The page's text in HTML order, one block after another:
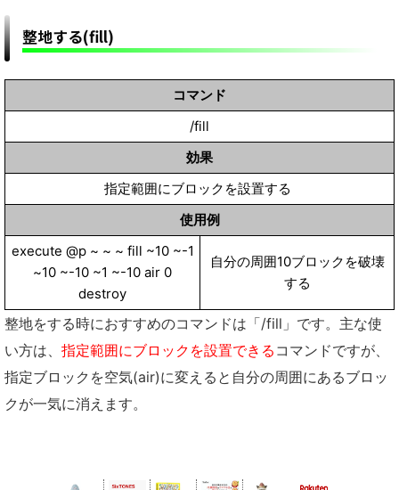
整地する(fill)
コマンド
/fill
効果
指定範囲にブロックを設置する
使用例
execute @p ~ ~ ~ fill ~10 ~-1
~10 ~-10 ~1 ~-10 air 0
destroy
自分の周囲10ブロックを破壊
する
整地をする時におすすめのコマンドは「/fill」です。主な使
い方は、 指定範囲にブロックを設置できる コマンドですが、
指定ブロックを空気(air)に変えると自分の周囲にあるブロッ
クが一気に消えます。